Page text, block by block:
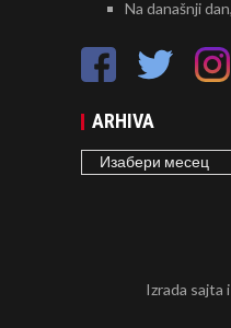
Na današnji
ARHIVA
ARHIVA
Izrada sajta